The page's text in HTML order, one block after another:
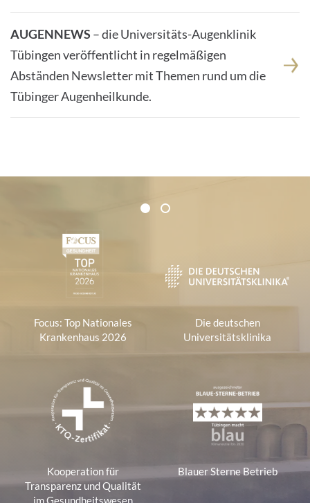
AUGENNEWS – die Universitäts-Augenklinik
Tübingen veröffentlicht in regelmäßigen
Abständen Newsletter mit Themen rund um die
Tübinger Augenheilkunde.
Zertifikate und Verbände
1 2
Focus: Top Nationales
Krankenhaus 2026
Die deutschen
Universitätsklinika
Kooperation für
Transparenz und Qualität
im Gesundheitswesen
Blauer Sterne Betrieb